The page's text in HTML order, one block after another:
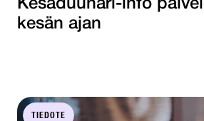
Kesäduunari-info
kesän ajan
TIEDOTE